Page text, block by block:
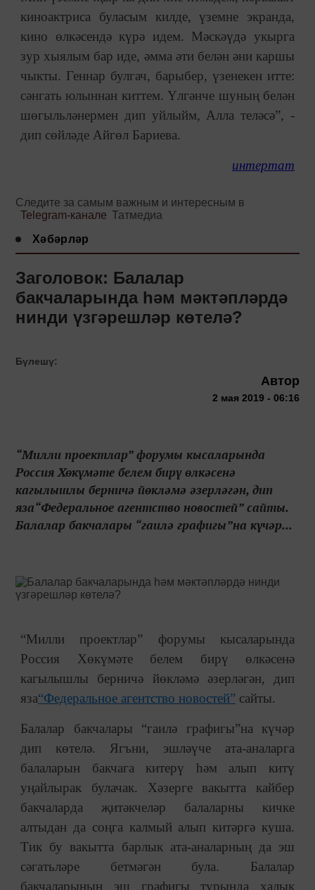
киноактриса буласым килде, үземне экранда,
кино өлкәсендә күрә идем. Мәскәүдә укырга
зур хыялым бар иде, әмма әти белән әни каршы
чыкты. Геннар булгач, барыбер, үзенекен итте:
сәнгать юлыннан киттем. Үлгәнче шуның белән
шөгыльләнермен дип уйлыйм, Алла теләсә”, -
дип сөйләде Айгөл Бариева.
интертат
Следите за самым важным и интересным в
Telegram-канале Татмедиа
Хәбәрләр
Заголовок: Балалар
бакчаларында һәм мәктәпләрдә
нинди үзгәрешләр көтелә?
Бүлешү:
Автор
2 мая 2019 - 06:16
“Милли проектлар” форумы кысаларында
Россия Хөкүмәте белем бирү өлкәсенә
кагылышлы берничә йөкләмә әзерләгән, дип
яза“Федеральное агентство новостей” сайты.
Балалар бакчалары “гаилә графигы”на күчәр...
“Милли проектлар” форумы кысаларында
Россия Хөкүмәте белем бирү өлкәсенә
кагылышлы берничә йөкләмә әзерләгән, дип
яза“Федеральное агентство новостей” сайты.
Балалар бакчалары “гаилә графигы”на күчәр
дип көтелә. Ягъни, эшләүче ата-аналарга
балаларын бакчага китерү һәм алып китү
уңайлырак булачак. Хәзерге вакытта кайбер
бакчаларда җитәкчеләр балаларны кичке
алтыдан да соңга калмый алып китәргә куша.
Тик бу вакытта барлык ата-аналарның да эш
сәгатьләре бетмәгән була. Балалар
бакчаларының эш графигы турында халык